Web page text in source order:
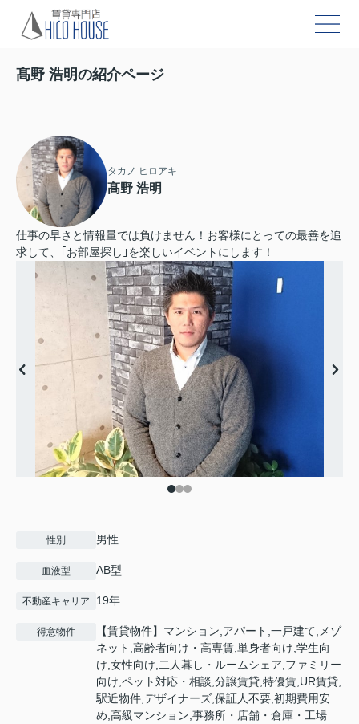
髙野 浩明の紹介ページ
タカノ ヒロアキ
髙野 浩明
仕事の早さと情報量では負けません！お客様にとっての最善を追
求して、｢お部屋探し｣を楽しいイベントにします！
性別 男性
血液型 AB型
不動産キャリア 19年
得意物件
【賃貸物件】マンション,アパート,一戸建て,メゾ
ネット,高齢者向け・高専賃,単身者向け,学生向
け,女性向け,二人暮し・ルームシェア,ファミリー
向け,ペット対応・相談,分譲賃貸,特優賃,UR賃貸,
駅近物件,デザイナーズ,保証人不要,初期費用安
め,高級マンション,事務所・店舗・倉庫・工場